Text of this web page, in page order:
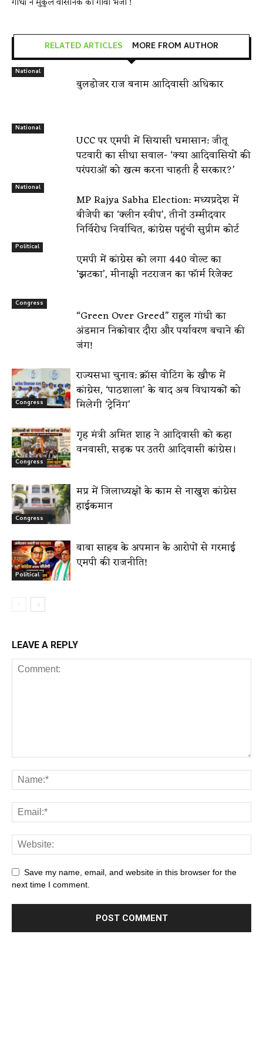
RELATED ARTICLES MORE FROM AUTHOR
National
बुलडोजर राज बनाम आदिवासी अधिकार
National
UCC पर एमपी में सियासी घमासान: जीतू
पटवारी का सीधा सवाल- ‘क्या आदिवासियों की
परंपराओं को खत्म करना चाहती है सरकार?’
National
MP Rajya Sabha Election: मध्यप्रदेश में
बीजेपी का ‘क्लीन स्वीप’, तीनों उम्मीदवार
निर्विरोध निर्वाचित, कांग्रेस पहुंची सुप्रीम कोर्ट
Political
एमपी में कांग्रेस को लगा 440 वोल्ट का
‘झटका’, मीनाक्षी नटराजन का फॉर्म रिजेक्ट
Congress
“Green Over Greed” राहुल गांधी का
अंडमान निकोबार दौरा और पर्यावरण बचाने की
जंग!
Congress
राज्यसभा चुनाव: क्रॉस वोटिंग के खौफ में
कांग्रेस, ‘पाठशाला’ के बाद अब विधायकों को
मिलेगी ‘ट्रेनिंग’
Congress
गृह मंत्री अमित शाह ने आदिवासी को कहा
वनवासी, सड़क पर उतरी आदिवासी कांग्रेस।
Congress
मप्र में जिलाध्यक्षों के काम से नाखुश कांग्रेस
हाईकमान
Political
बाबा साहब के अपमान के आरोपों से गरमाई
एमपी की राजनीति!
LEAVE A REPLY
Save my name, email, and website in this browser for the
next time I comment.